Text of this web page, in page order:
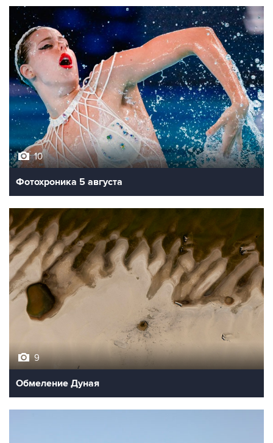
10
Фотохроника 5 августа
9
Обмеление Дуная